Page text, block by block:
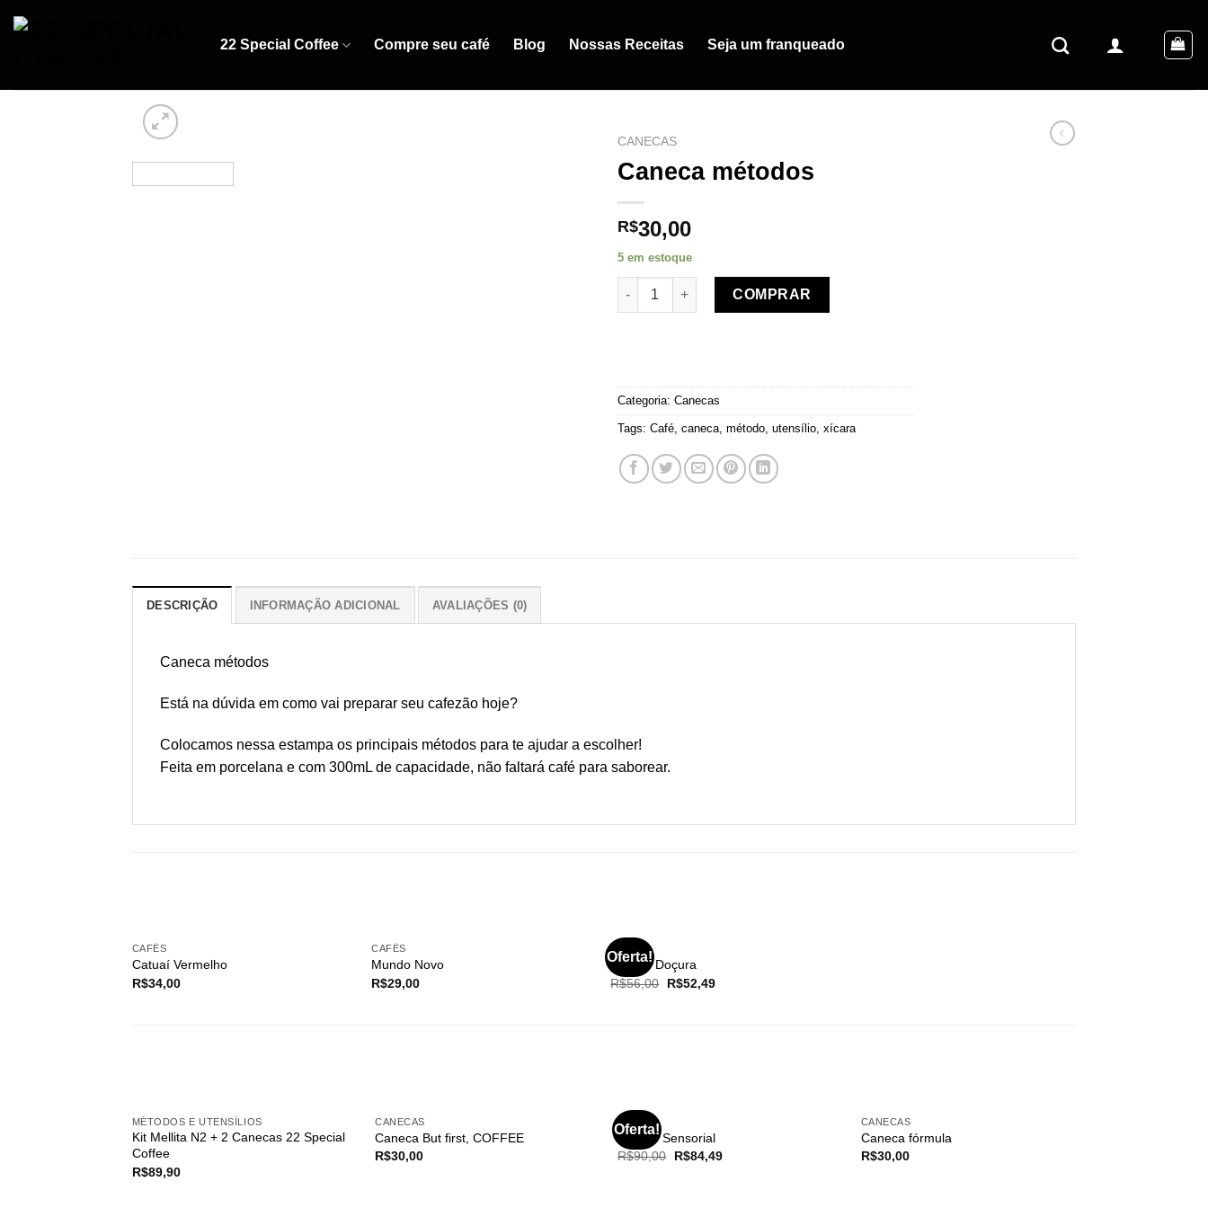
22 Special Coffee Compre seu café Blog Nossas Receitas Seja um franqueado
CANECAS
Caneca métodos
R$30,00
5 em estoque
Caneca métodos quantidade
COMPRAR
Categoria: Canecas
Tags: Café, caneca, método, utensílio, xícara
DESCRIÇÃO INFORMAÇÃO ADICIONAL AVALIAÇÕES (0)
Caneca métodos
Está na dúvida em como vai preparar seu cafezão hoje?
Colocamos nessa estampa os principais métodos para te ajudar a escolher!
Feita em porcelana e com 300mL de capacidade, não faltará café para saborear.
CAFÉS
Catuaí Vermelho
R$34,00
CAFÉS
Mundo Novo
R$29,00
Oferta!
FORA DE ESTOQUE
Combo Doçura
R$56,00 R$52,49
FORA DE ESTOQUE
MÉTODOS E UTENSÍLIOS
Kit Mellita N2 + 2 Canecas 22 Special
Coffee
R$89,90
CANECAS
Caneca But first, COFFEE
R$30,00
Oferta!
FORA DE ESTOQUE
CAFÉS
Combo Sensorial
R$90,00 R$84,49
CANECAS
Caneca fórmula
R$30,00